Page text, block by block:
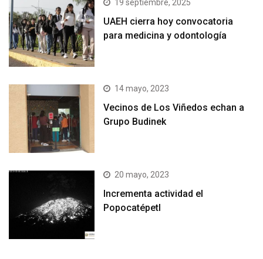
19 septiembre, 2025
UAEH cierra hoy convocatoria
para medicina y odontología
14 mayo, 2023
Vecinos de Los Viñedos echan a
Grupo Budinek
20 mayo, 2023
Incrementa actividad el
Popocatépetl